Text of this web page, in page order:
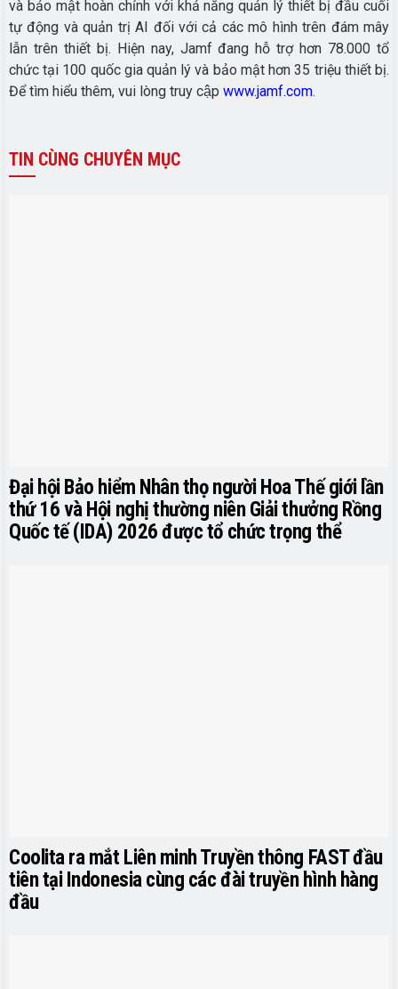
và bảo mật hoàn chỉnh với khả năng quản lý thiết bị đầu cuối
tự động và quản trị AI đối với cả các mô hình trên đám mây
lẫn trên thiết bị. Hiện nay, Jamf đang hỗ trợ hơn 78.000 tổ
chức tại 100 quốc gia quản lý và bảo mật hơn 35 triệu thiết bị.
Để tìm hiểu thêm, vui lòng truy cập www.jamf.com.
TIN CÙNG CHUYÊN MỤC
Đại hội Bảo hiểm Nhân thọ người Hoa Thế giới lần
thứ 16 và Hội nghị thường niên Giải thưởng Rồng
Quốc tế (IDA) 2026 được tổ chức trọng thể
Coolita ra mắt Liên minh Truyền thông FAST đầu
tiên tại Indonesia cùng các đài truyền hình hàng
đầu